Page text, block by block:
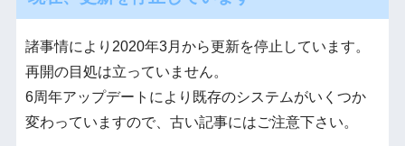
諸事情により2020年3月から更新を停止しています。
再開の目処は立っていません。
6周年アップデートにより既存のシステムがいくつか
変わっていますので、古い記事にはご注意下さい。